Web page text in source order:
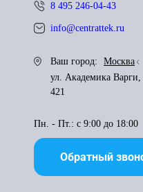
8 495 246-04-43
info@centrattek.ru
Ваш город:
Москва
ул. Академика
421
Пн. - Пт.: с 9:00 до 18:00
Обратный